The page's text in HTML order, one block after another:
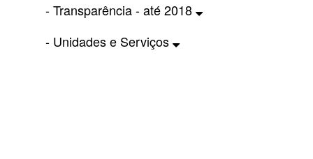
- Transparência - até 2018
- Unidades e Serviços